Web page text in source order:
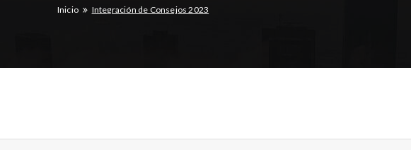
Inicio Integración de Consejos 2023